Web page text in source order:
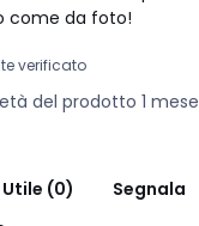
come da foto!
verificato
del prodotto 1 mese
Utile (0)
Segnala